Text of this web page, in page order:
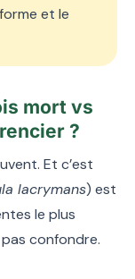
et le
mort vs
?
Et c’est
lacrymans) est
le plus
confondre.